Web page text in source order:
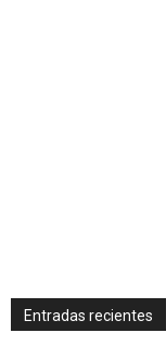
Entradas recientes